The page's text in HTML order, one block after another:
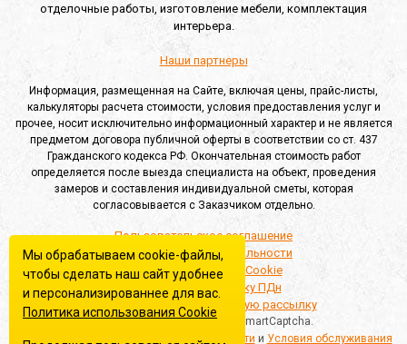
отделочные работы, изготовление мебели, комплектация
интерьера.
Наши партнеры
Информация, размещенная на Сайте, включая цены, прайс-листы,
калькуляторы расчета стоимости, условия предоставления услуг и
прочее, носит исключительно информационный характер и не является
предметом договора публичной оферты в соответствии со ст. 437
Гражданского кодекса РФ. Окончательная стоимость работ
определяется после выезда специалиста на объект, проведения
замеров и составления индивидуальной сметы, которая
согласовывается с Заказчиком отдельно.
Пользовательское соглашение
Политика конфиденциальности
Политика обработки Cookie
Согласие на обработку ПДн
Согласие на информационную рассылку
Этот сайт защищён Yandex SmartCaptcha.
Применяются
Политика конфиденциальности и Условия обслуживания
Мы обрабатываем cookie-файлы,
чтобы сделать наш сайт удобнее
и персонализированнее для вас.
Политика использования Сookie